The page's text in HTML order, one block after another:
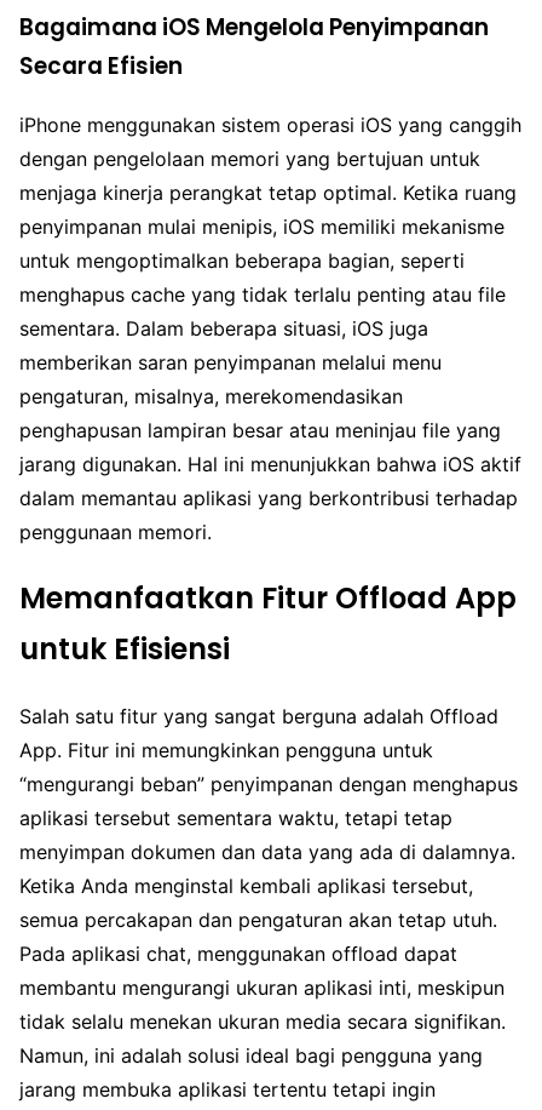
Bagaimana iOS Mengelola Penyimpanan
Secara Efisien
iPhone menggunakan sistem operasi iOS yang canggih
dengan pengelolaan memori yang bertujuan untuk
menjaga kinerja perangkat tetap optimal. Ketika ruang
penyimpanan mulai menipis, iOS memiliki mekanisme
untuk mengoptimalkan beberapa bagian, seperti
menghapus cache yang tidak terlalu penting atau file
sementara. Dalam beberapa situasi, iOS juga
memberikan saran penyimpanan melalui menu
pengaturan, misalnya, merekomendasikan
penghapusan lampiran besar atau meninjau file yang
jarang digunakan. Hal ini menunjukkan bahwa iOS aktif
dalam memantau aplikasi yang berkontribusi terhadap
penggunaan memori.
Memanfaatkan Fitur Offload App
untuk Efisiensi
Salah satu fitur yang sangat berguna adalah Offload
App. Fitur ini memungkinkan pengguna untuk
“mengurangi beban” penyimpanan dengan menghapus
aplikasi tersebut sementara waktu, tetapi tetap
menyimpan dokumen dan data yang ada di dalamnya.
Ketika Anda menginstal kembali aplikasi tersebut,
semua percakapan dan pengaturan akan tetap utuh.
Pada aplikasi chat, menggunakan offload dapat
membantu mengurangi ukuran aplikasi inti, meskipun
tidak selalu menekan ukuran media secara signifikan.
Namun, ini adalah solusi ideal bagi pengguna yang
jarang membuka aplikasi tertentu tetapi ingin